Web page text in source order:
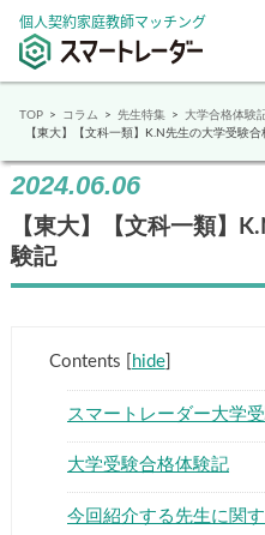
個人契約家庭教師マッチング
TOP コラム 先生特集
大学合格体験
【東大】【文科一類】K.N先生の大学受験合
2024.06.06
【東大】【文科一類】
験記
Contents hide]
スマートレーダー大学
大学受験合格体験記
今回紹介する先生に関